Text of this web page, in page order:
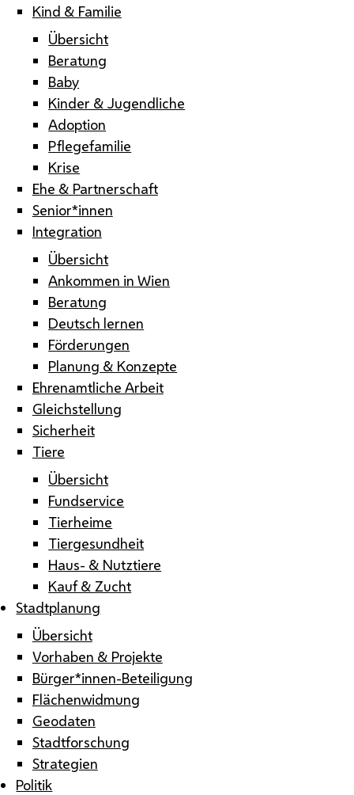
Kind & Familie
Übersicht
Beratung
Baby
Kinder & Jugendliche
Adoption
Pflegefamilie
Krise
Ehe & Partnerschaft
Senior*innen
Integration
Übersicht
Ankommen in Wien
Beratung
Deutsch lernen
Förderungen
Planung & Konzepte
Ehrenamtliche Arbeit
Gleichstellung
Sicherheit
Tiere
Übersicht
Fundservice
Tierheime
Tiergesundheit
Haus- & Nutztiere
Kauf & Zucht
Stadtplanung
Übersicht
Vorhaben & Projekte
Bürger*innen-Beteiligung
Flächenwidmung
Geodaten
Stadtforschung
Strategien
Politik